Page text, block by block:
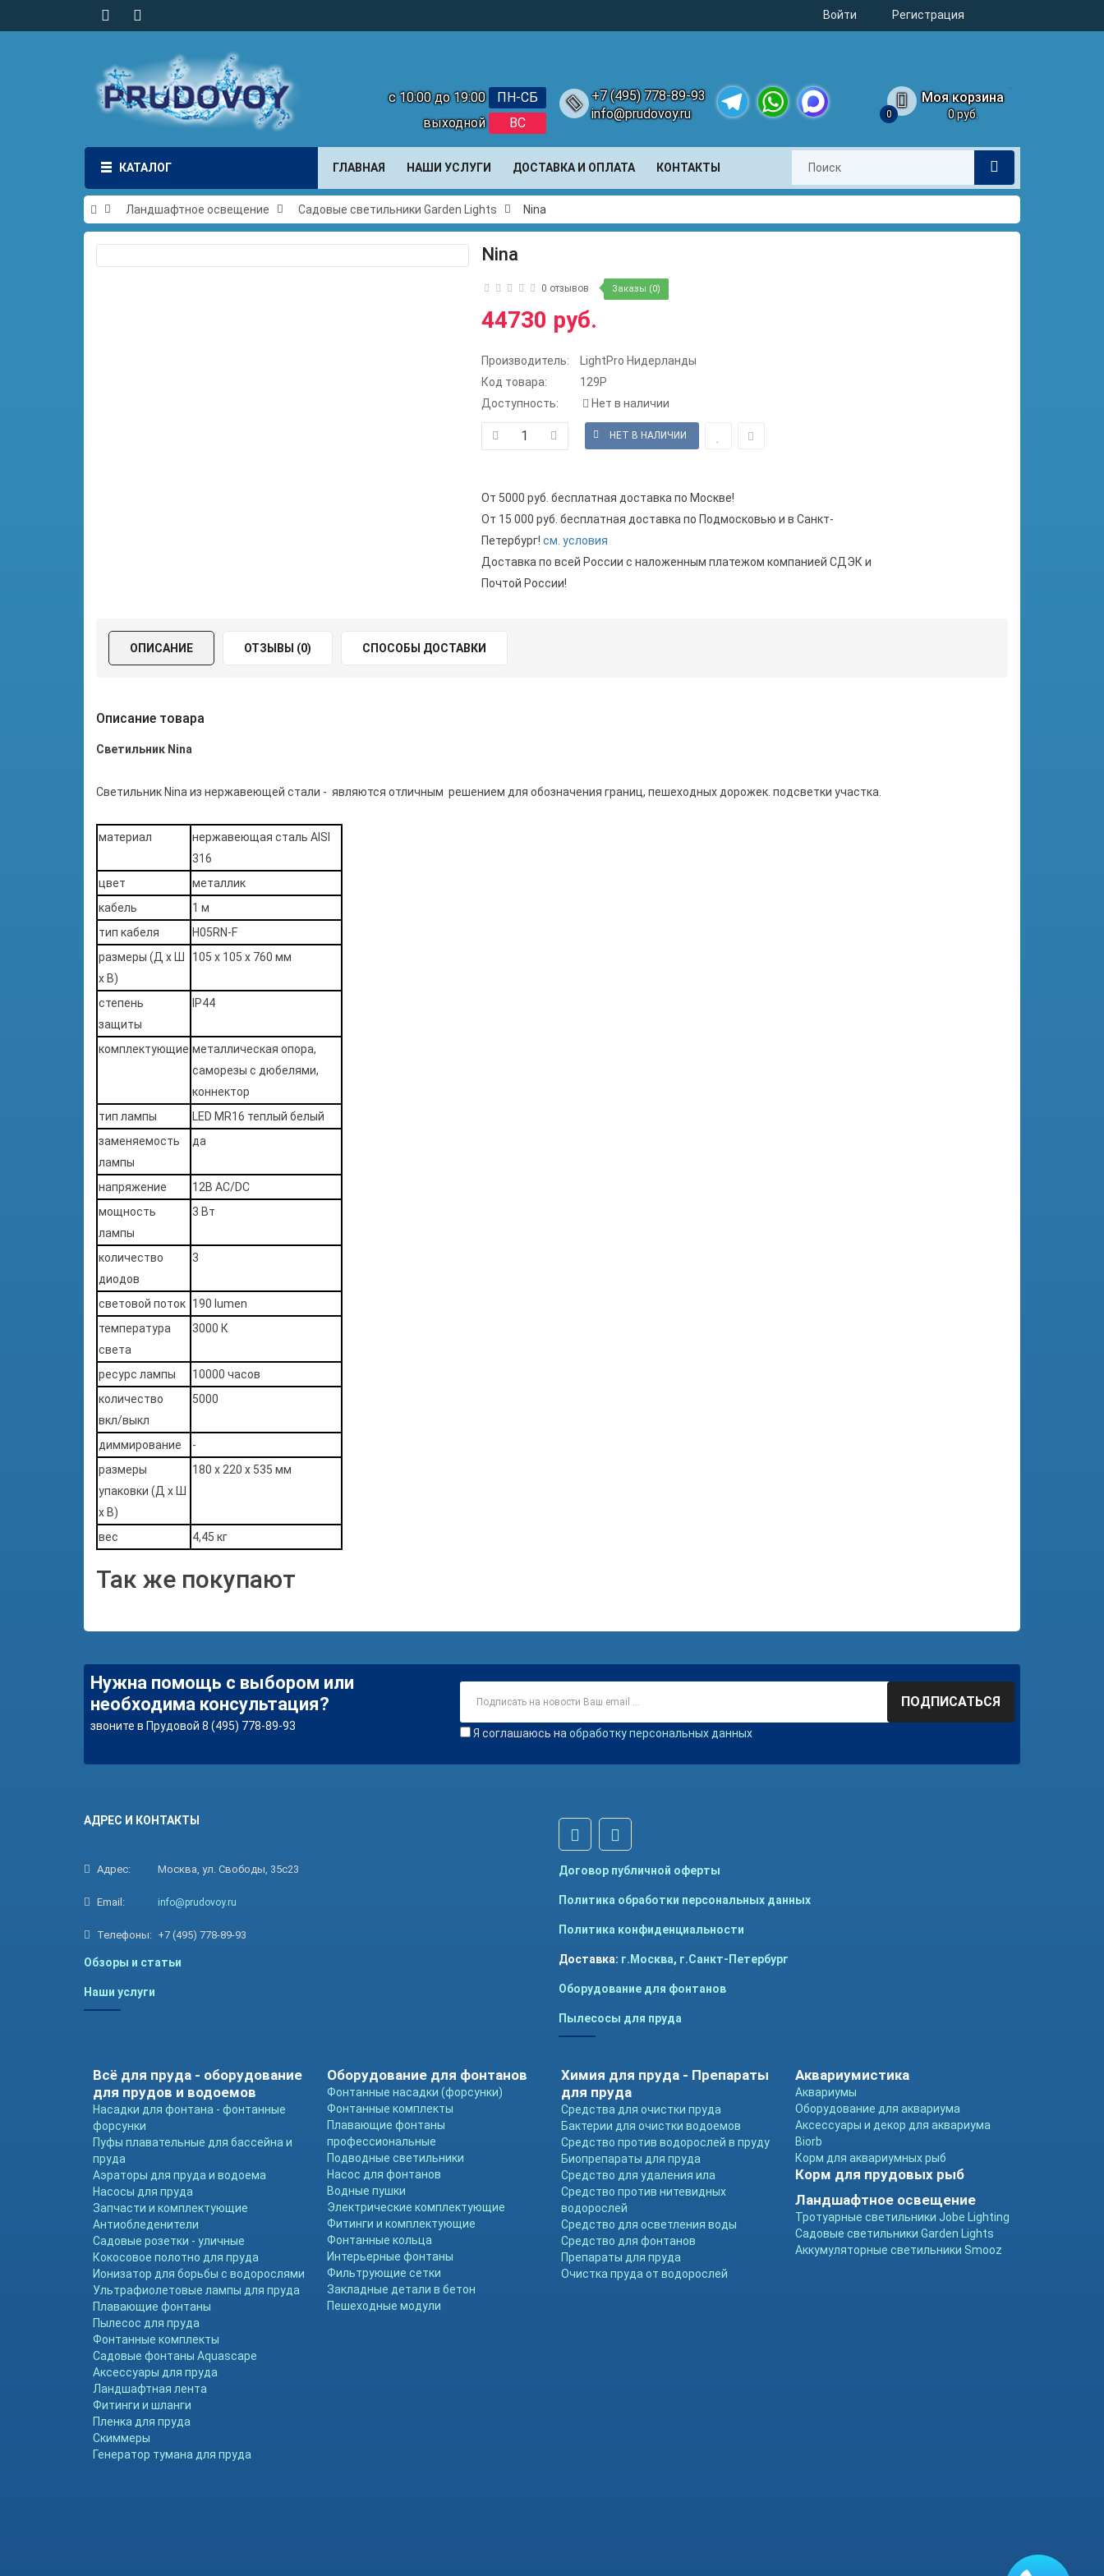
Войти Регистрация
с 10:00 до 19:00
ПН-СБ
выходной
ВС
+7 (495) 778-89-93
info@prudovoy.ru
Моя корзина
0 0 руб.
КАТАЛОГ ГЛАВНАЯ НАШИ УСЛУГИ ДОСТАВКА И ОПЛАТА КОНТАКТЫ
Ландшафтное освещение Садовые светильники Garden Lights Nina
Nina
0 отзывов Заказы (0)
44730 руб.
Производитель:
LightPro Нидерланды
Код товара:
129P
Доступность:
Нет в наличии
От 5000 руб. бесплатная доставка по Москве!
От 15 000 руб. бесплатная доставка по Подмосковью и в Санкт-
Петербург! см. условия
Доставка по всей России с наложенным платежом компанией СДЭК и
Почтой России!
ОПИСАНИЕ ОТЗЫВЫ (0) СПОСОБЫ ДОСТАВКИ
Описание товара
Светильник Nina
Светильник Nina из нержавеющей стали - являются отличным решением для обозначения границ, пешеходных дорожек. подсветки участка.
материал
нержавеющая сталь AISI
316
цвет
металлик
кабель
1 м
тип кабеля
H05RN-F
размеры (Д х Ш
х В)
105 x 105 х 760 мм
степень
защиты
IP44
комплектующие металлическая опора,
саморезы с дюбелями,
коннектор
тип лампы
LED MR16 теплый белый
заменяемость
лампы
да
напряжение
12В AC/DC
мощность
лампы
3 Вт
количество
диодов
3
световой поток 190 lumen
температура
света
3000 К
ресурс лампы
10000 часов
количество
вкл/выкл
5000
диммирование
-
размеры
упаковки (Д х Ш
х В)
180 х 220 х 535 мм
вес 4,45 кг
Так же покупают
Нужна помощь с выбором или
необходима консультация?
звоните в Прудовой 8 (495) 778-89-93
ПОДПИСАТЬСЯ
Я соглашаюсь на обработку персональных данных
АДРЕС И КОНТАКТЫ
Адрес: Москва, ул. Свободы, 35с23
Email: info@prudovoy.ru
Телефоны: +7 (495) 778-89-93
Обзоры и статьи
Наши услуги
Договор публичной оферты
Политика обработки персональных данных
Политика конфиденциальности
Доставка: г.Москва, г.Санкт-Петербург
Оборудование для фонтанов
Пылесосы для пруда
Всё для пруда - оборудование
для прудов и водоемов
Насадки для фонтана - фонтанные
форсунки
Пуфы плавательные для бассейна и
пруда
Аэраторы для пруда и водоема
Насосы для пруда
Запчасти и комплектующие
Антиобледенители
Садовые розетки - уличные
Кокосовое полотно для пруда
Ионизатор для борьбы с водорослями
Ультрафиолетовые лампы для пруда
Плавающие фонтаны
Пылесос для пруда
Фонтанные комплекты
Садовые фонтаны Aquascape
Аксессуары для пруда
Ландшафтная лента
Фитинги и шланги
Пленка для пруда
Скиммеры
Генератор тумана для пруда
Оборудование для фонтанов
Фонтанные насадки (форсунки)
Фонтанные комплекты
Плавающие фонтаны
профессиональные
Подводные светильники
Насос для фонтанов
Водные пушки
Электрические комплектующие
Фитинги и комплектующие
Фонтанные кольца
Интерьерные фонтаны
Фильтрующие сетки
Закладные детали в бетон
Пешеходные модули
Химия для пруда - Препараты
для пруда
Средства для очистки пруда
Бактерии для очистки водоемов
Средство против водорослей в пруду
Биопрепараты для пруда
Средство для удаления ила
Средство против нитевидных
водорослей
Средство для осветления воды
Средство для фонтанов
Препараты для пруда
Очистка пруда от водорослей
Аквариумистика
Аквариумы
Оборудование для аквариума
Аксессуары и декор для аквариума
Biorb
Корм для аквариумных рыб
Корм для прудовых рыб
Ландшафтное освещение
Тротуарные светильники Jobe Lighting
Садовые светильники Garden Lights
Аккумуляторные светильники Smooz